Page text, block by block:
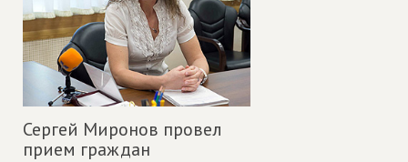
Сергей Миронов провел
прием граждан